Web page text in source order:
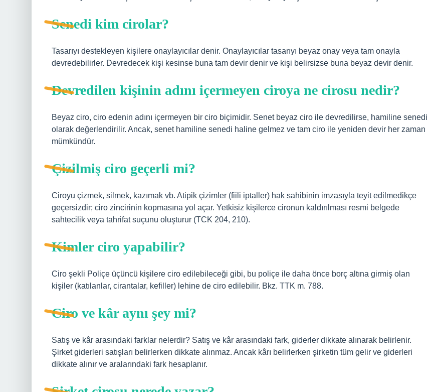
Senedi kim cirolar?
Tasarıyı destekleyen kişilere onaylayıcılar denir. Onaylayıcılar tasarıyı beyaz onay veya tam onayla
devredebilirler. Devredecek kişi kesinse buna tam devir denir ve kişi belirsizse buna beyaz devir denir.
Devredilen kişinin adını içermeyen ciroya ne cirosu nedir?
Beyaz ciro, ciro edenin adını içermeyen bir ciro biçimidir. Senet beyaz ciro ile devredilirse, hamiline senedi
olarak değerlendirilir. Ancak, senet hamiline senedi haline gelmez ve tam ciro ile yeniden devir her zaman
mümkündür.
Çizilmiş ciro geçerli mi?
Ciroyu çizmek, silmek, kazımak vb. Atipik çizimler (fiili iptaller) hak sahibinin imzasıyla teyit edilmedikçe
geçersizdir; ciro zincirinin kopmasına yol açar. Yetkisiz kişilerce cironun kaldırılması resmi belgede
sahtecilik veya tahrifat suçunu oluşturur (TCK 204, 210).
Kimler ciro yapabilir?
Ciro şekli Poliçe üçüncü kişilere ciro edilebileceği gibi, bu poliçe ile daha önce borç altına girmiş olan
kişiler (katılanlar, cirantalar, kefiller) lehine de ciro edilebilir. Bkz. TTK m. 788.
Ciro ve kâr aynı şey mi?
Satış ve kâr arasındaki farklar nelerdir? Satış ve kâr arasındaki fark, giderler dikkate alınarak belirlenir.
Şirket giderleri satışları belirlerken dikkate alınmaz. Ancak kârı belirlerken şirketin tüm gelir ve giderleri
dikkate alınır ve aralarındaki fark hesaplanır.